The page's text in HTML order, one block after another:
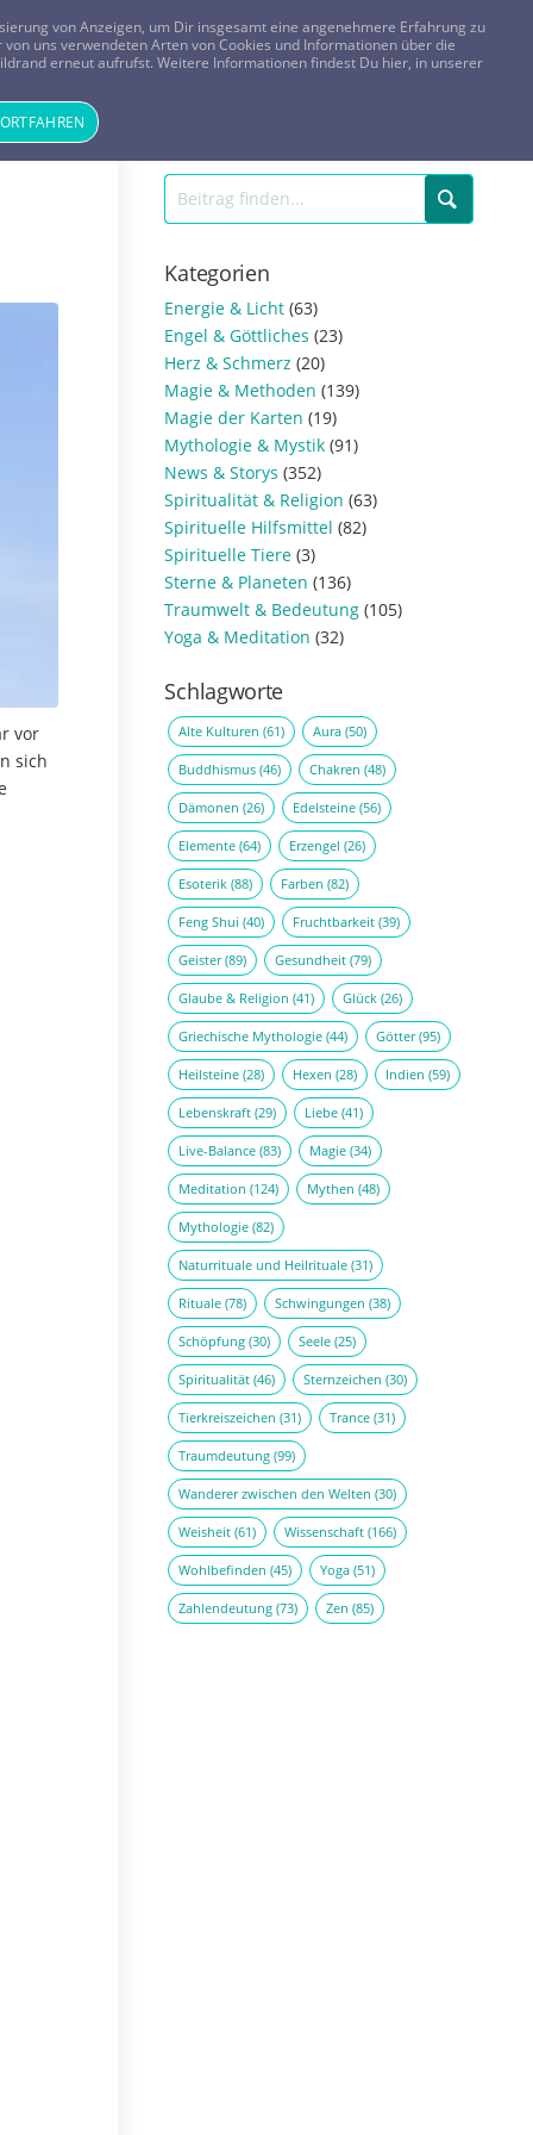
FRAGEN? KOSTENLOS ANRUFEN: 0800-8478266
Magazin ANMELDEN REGISTRIEREN
vor
sich
Kategorien
Energie & Licht (63)
Engel & Göttliches (23)
Herz & Schmerz (20)
Magie & Methoden (139)
Magie der Karten (19)
Mythologie & Mystik (91)
News & Storys (352)
Spiritualität & Religion (63)
Spirituelle Hilfsmittel (82)
Spirituelle Tiere (3)
Sterne & Planeten (136)
Traumwelt & Bedeutung (105)
Yoga & Meditation (32)
Schlagworte
Alte Kulturen (61) Aura (50)
Buddhismus (46) Chakren (48)
Dämonen (26) Edelsteine (56)
Elemente (64) Erzengel (26)
Esoterik (88) Farben (82)
Feng Shui (40) Fruchtbarkeit (39)
Geister(89) Gesundheit (79)
Glaube & Religion (41) Glück (26)
Griechische Mythologie (44) Götter(95)
Heilsteine (28) Hexen (28) Indien (59)
Lebenskraft (29) Liebe (41)
Live-Balance (83) Magie (34)
Meditation (124) Mythen (48)
Mythologie (82)
Naturrituale und Heilrituale (31)
Rituale (78) Schwingungen (38)
Schöpfung (30) Seele (25)
Spiritualität (46) Sternzeichen (30)
Tierkreiszeichen (31) Trance (31)
Traumdeutung (99)
Wanderer zwischen den Welten (30)
Weisheit (61) Wissenschaft (166)
Wohlbefinden (45) Yoga (51)
Zahlendeutung (73) Zen (85)
von Anzeigen, um Dir insgesamt eine angenehmere Erfahrung zu
uns verwendeten Arten von Cookies und Informationen über die
erneut aufrufst. Weitere Informationen findest Du hier, in unserer